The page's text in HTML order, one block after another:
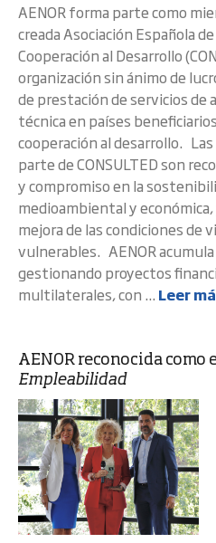
AENOR forma parte como
creada Asociación Española
Cooperación al Desarrollo
organización sin ánimo de
de prestación de servicios de
técnica en países
cooperación al desarrollo.
parte de CONSULTED son
y compromiso en la
medioambiental y
mejora de las condiciones de
vulnerables. AENOR
gestionando proyectos
multilaterales, con ... Leer
AENOR reconocida como
Empleabilidad